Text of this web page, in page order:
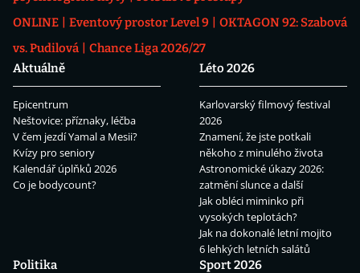
ONLINE
Eventový prostor Level 9
OKTAGON 92: Szabová
vs. Pudilová
Chance Liga 2026/27
Aktuálně
Epicentrum
Neštovice: příznaky, léčba
V čem jezdí Yamal a Mesii?
Kvízy pro seniory
Kalendář úplňků 2026
Co je bodycount?
Léto 2026
Karlovarský filmový festival
2026
Znamení, že jste potkali
někoho z minulého života
Astronomické úkazy 2026:
zatmění slunce a další
Jak obléci miminko při
vysokých teplotách?
Jak na dokonalé letní mojito
6 lehkých letních salátů
Politika
Sport 2026